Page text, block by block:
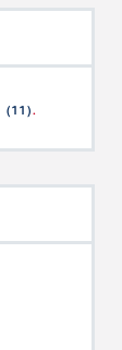
(11).